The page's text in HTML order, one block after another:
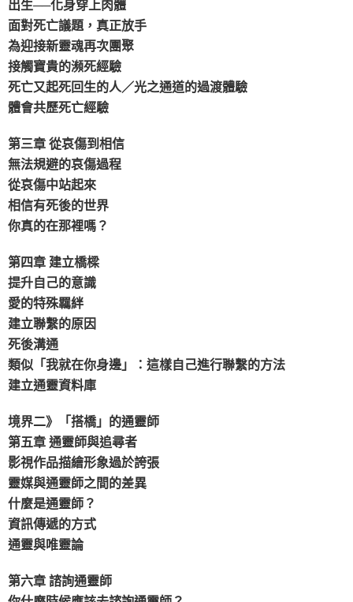
出生──化身穿上肉體
面對死亡議題，真正放手
為迎接新靈魂再次團聚
接觸寶貴的瀕死經驗
死亡又起死回生的人／光之通道的過渡體驗
體會共歷死亡經驗
第三章 從哀傷到相信
無法規避的哀傷過程
從哀傷中站起來
相信有死後的世界
你真的在那裡嗎？
第四章 建立橋樑
提升自己的意識
愛的特殊羈絆
建立聯繫的原因
死後溝通
類似「我就在你身邊」：這樣自己進行聯繫的方法
建立通靈資料庫
境界二》「搭橋」的通靈師
第五章 通靈師與追尋者
影視作品描繪形象過於誇張
靈媒與通靈師之間的差異
什麼是通靈師？
資訊傳遞的方式
通靈與唯靈論
第六章 諮詢通靈師